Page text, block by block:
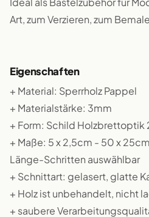
Art, zum Verzieren, zum
Eigenschaften
+ Material: Sperrholz Pappel
+ Materialstärke: 3mm
+ Form: Schild Holzbrettoptik
+ Maße: 5 x 2,5cm - 50 x
Länge-Schritten auswählbar
+ Schnittart: gelasert, glatte
+ Holz ist unbehandelt, nicht
+ saubere